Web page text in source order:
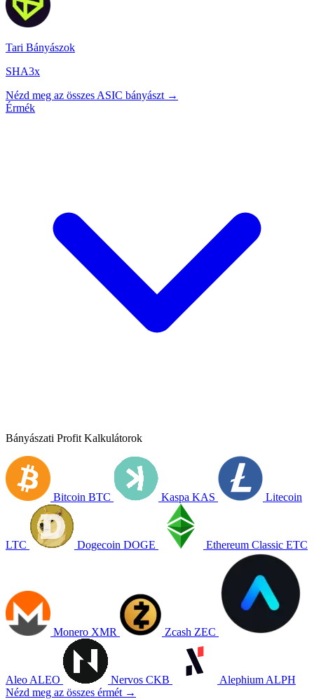
Tari Bányászok
SHA3x
Nézd meg az összes ASIC bányászt →
Érmék
Bányászati Profit Kalkulátorok
Bitcoin BTC Kaspa KAS Litecoin
LTC Dogecoin DOGE Ethereum Classic ETC
Monero XMR Zcash ZEC
Aleo ALEO Nervos CKB Alephium ALPH
Nézd meg az összes érmét →